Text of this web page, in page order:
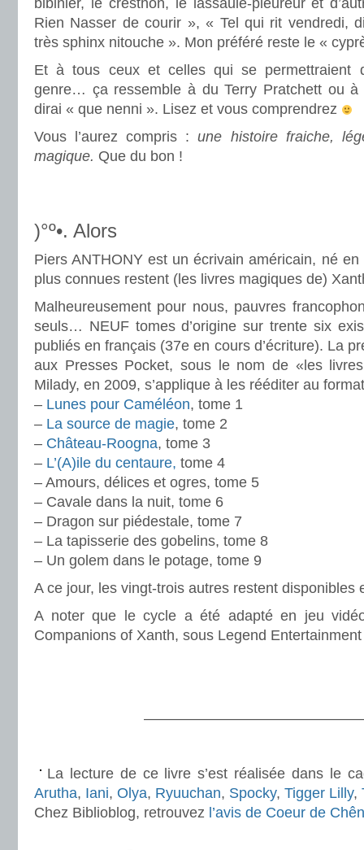
bibinier, le cresthon, le lassaule-pleureur et
Rien Nasser de courir », « Tel qui rit vendredi,
très sphinx nitouche ». Mon préféré reste le «
Et à tous ceux et celles qui se permettraient
genre… ça ressemble à du Terry Pratchett ou à
dirai « que nenni ». Lisez et vous comprendrez
Vous l’aurez compris : une histoire fraiche,
magique. Que du bon !
)°º•. Alors
Piers ANTHONY est un écrivain américain, né
plus connues restent (les livres magiques de)
Malheureusement pour nous, pauvres
seuls… NEUF tomes d’origine sur trente six
publiés en français (37e en cours d’écriture). La
aux Presses Pocket, sous le nom de «les
Milady, en 2009, s’applique à les rééditer au
– Lunes pour Caméléon, tome 1
– La source de magie, tome 2
– Château-Roogna, tome 3
– L’(A)ile du centaure, tome 4
– Amours, délices et ogres, tome 5
– Cavale dans la nuit, tome 6
– Dragon sur piédestale, tome 7
– La tapisserie des gobelins, tome 8
– Un golem dans le potage, tome 9
A ce jour, les vingt-trois autres restent disponibles
A noter que le cycle a été adapté en jeu
Companions of Xanth, sous Legend
La lecture de ce livre s’est réalisée dans le
Arutha, Iani, Olya, Ryuuchan, Spocky, Tigger Lilly,
Chez Biblioblog, retrouvez l’avis de Coeur de